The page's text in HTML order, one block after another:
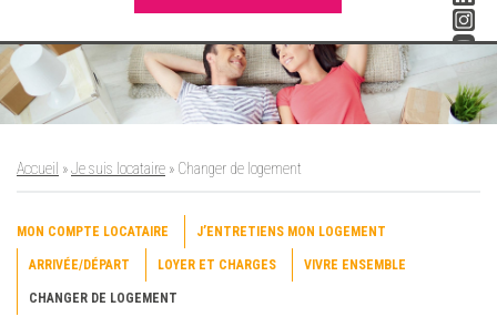
Devenir locataire Devenir propriétaire
Accueil »Je suis locataire » Changer de logement
MON COMPTE LOCATAIRE J’ENTRETIENS MON LOGEMENT
ARRIVÉE/DÉPART LOYER ET CHARGES VIVRE ENSEMBLE
CHANGER DE LOGEMENT